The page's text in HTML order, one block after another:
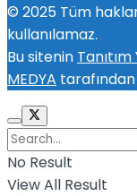
© 2025 Tüm
kullanılamaz.
Bu sitenin Tanıtım
MEDYA
No Result
View All Result